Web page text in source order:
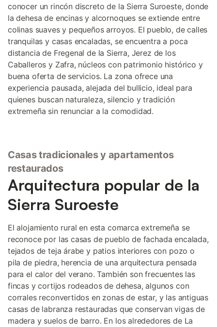
conocer un rincón discreto de la Sierra Suroeste, donde
la dehesa de encinas y alcornoques se extiende entre
colinas suaves y pequeños arroyos. El pueblo, de calles
tranquilas y casas encaladas, se encuentra a poca
distancia de Fregenal de la Sierra, Jerez de los
Caballeros y Zafra, núcleos con patrimonio histórico y
buena oferta de servicios. La zona ofrece una
experiencia pausada, alejada del bullicio, ideal para
quienes buscan naturaleza, silencio y tradición
extremeña sin renunciar a la comodidad.
Casas tradicionales y apartamentos
restaurados
Arquitectura popular de la
Sierra Suroeste
El alojamiento rural en esta comarca extremeña se
reconoce por las casas de pueblo de fachada encalada,
tejados de teja árabe y patios interiores con pozo o
pila de piedra, herencia de una arquitectura pensada
para el calor del verano. También son frecuentes las
fincas y cortijos rodeados de dehesa, algunos con
corrales reconvertidos en zonas de estar, y las antiguas
casas de labranza restauradas que conservan vigas de
madera y suelos de barro. En los alrededores de La